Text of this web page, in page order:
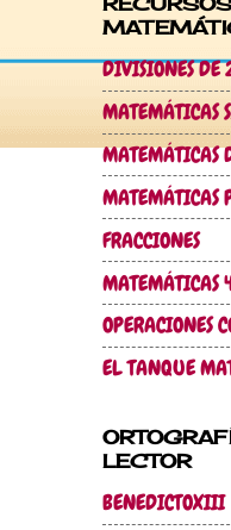
DIVISIONES DE
MATEMÁTICAS
MATEMÁTICAS
MATEMÁTICAS
FRACCIONES
MATEMÁTICAS
OPERACIONES
EL TANQUE
LECTOR
BENEDICTOXIII